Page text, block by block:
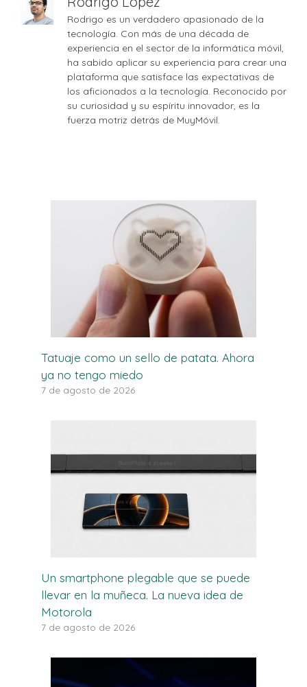
Rodrigo es un verdadero apasionado de la
tecnología. Con más de una década de
experiencia en el sector de la informática móvil,
ha sabido aplicar su experiencia para crear una
plataforma que satisface las expectativas de
los aficionados a la tecnología. Reconocido por
su curiosidad y su espíritu innovador, es la
fuerza motriz detrás de MuyMóvil.
Tatuaje como un sello de patata. Ahora
ya no tengo miedo
7 de agosto de 2026
Un smartphone plegable que se puede
llevar en la muñeca. La nueva idea de
Motorola
7 de agosto de 2026